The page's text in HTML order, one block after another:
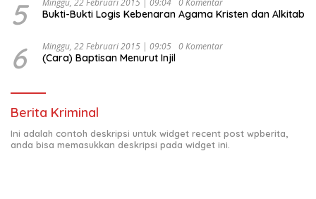
5 Minggu, 22 Februari 2015 | 09:04 0 Komentar
Bukti-Bukti Logis Kebenaran Agama Kristen dan Alkitab
6 Minggu, 22 Februari 2015 | 09:05 0 Komentar
(Cara) Baptisan Menurut Injil
Berita Kriminal
Ini adalah contoh deskripsi untuk widget recent post wpberita,
anda bisa memasukkan deskripsi pada widget ini.